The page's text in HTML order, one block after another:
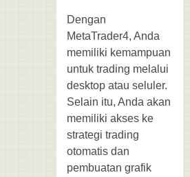
Dengan
MetaTrader4, Anda
memiliki kemampuan
untuk trading melalui
desktop atau seluler.
Selain itu, Anda akan
memiliki akses ke
strategi trading
otomatis dan
pembuatan grafik